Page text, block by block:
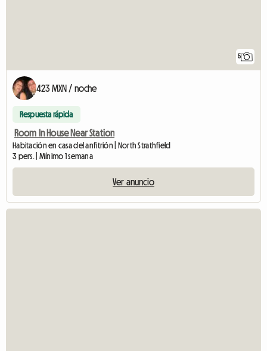
5
423 MXN / noche
Respuesta rápida
Room In House Near Station
Habitación en casa del anfitrión | North Strathfield
3 pers. | Mínimo 1 semana
Ver anuncio